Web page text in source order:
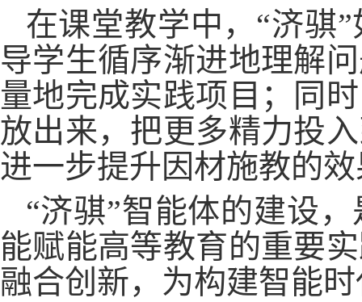
在课堂教学中，“济骐
导学生循序渐进地理解
量地完成实践项目；同
放出来，把更多精力投
进一步提升因材施教的
“济骐”智能体的建设
能赋能高等教育的重要
融合创新，为构建智能